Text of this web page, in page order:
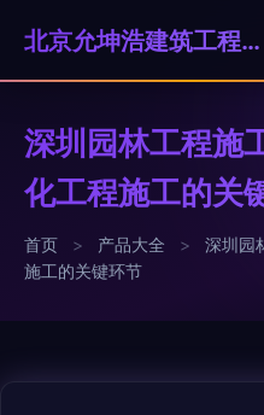
北京允坤浩建筑工程有限公司
深圳园林工程施
化工程施工的关
首页 > 产品大全 >
深圳园
施工的关键环节